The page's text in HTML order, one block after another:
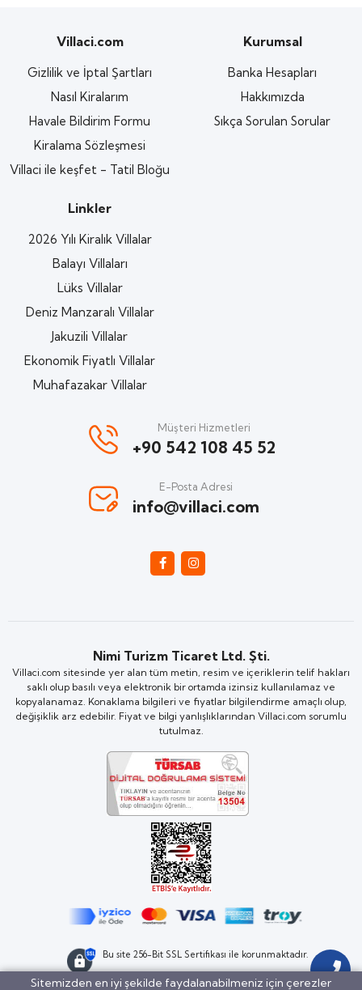
Villaci.com
Gizlilik ve İptal Şartları
Nasıl Kiralarım
Havale Bildirim Formu
Kiralama Sözleşmesi
Villaci ile keşfet - Tatil Bloğu
Kurumsal
Banka Hesapları
Hakkımızda
Sıkça Sorulan Sorular
Linkler
2026 Yılı Kiralık Villalar
Balayı Villaları
Lüks Villalar
Deniz Manzaralı Villalar
Jakuzili Villalar
Ekonomik Fiyatlı Villalar
Muhafazakar Villalar
Müşteri Hizmetleri
+90 542 108 45 52
E-Posta Adresi
info@villaci.com
Nimi Turizm Ticaret Ltd. Şti.
Villaci.com sitesinde yer alan tüm metin, resim ve içeriklerin telif hakları
saklı olup basılı veya elektronik bir ortamda izinsiz kullanılamaz ve
kopyalanamaz. Konaklama bilgileri ve fiyatlar bilgilendirme amaçlı olup,
değişiklik arz edebilir. Fiyat ve bilgi yanlışlıklarından Villaci.com sorumlu
tutulmaz.
Bu site 256-Bit SSL Sertifikası ile korunmaktadır.
Sitemizden en iyi şekilde faydalanabilmeniz için çerezler